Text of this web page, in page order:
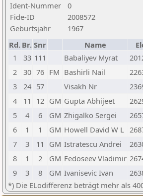
Ident-Nummer
0
Fide-ID
2008572
Geburtsjahr
1967
Rd. Br. Snr Name
1
33 111 Babaliyev Myrat
2
30 76 FM Bashirli Nail
3
24 57 Visakh Nr
4
11 12 GM Gupta Abhijeet
5
4 6 GM Zhigalko Sergei
6
1 1 GM Howell David W L
7
3 11 GM Istratescu Andrei
8
1 2 GM Fedoseev Vladimir
9
3 8 GM Ivanisevic Ivan
*) Die ELodifferenz beträgt mehr als